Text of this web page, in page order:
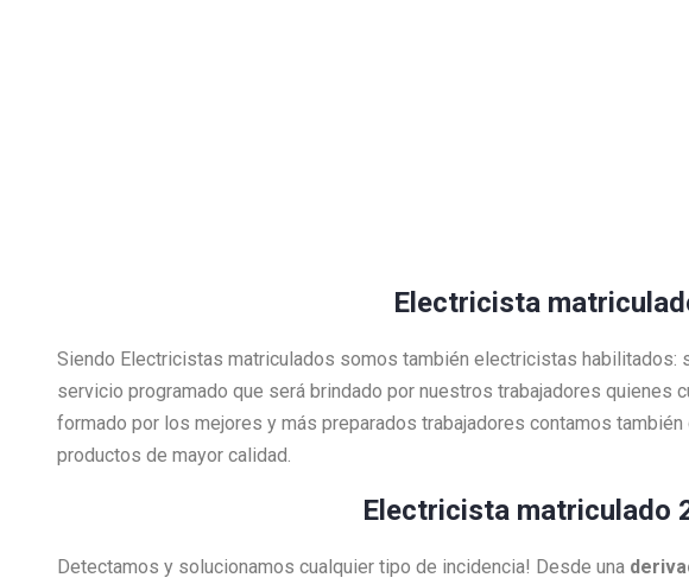
Electricista
Siendo Electricistas matriculados somos también electricistas habilitados:
servicio programado que será brindado por nuestros trabajadores quienes
formado por los mejores y más preparados trabajadores contamos
productos de mayor calidad.
Electricista matriculado
Detectamos y solucionamos cualquier tipo de incidencia! Desde una